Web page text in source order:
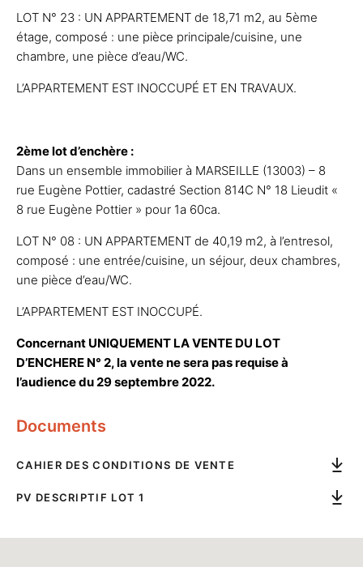
LOT N° 23 : UN APPARTEMENT de 18,71 m2, au 5ème
étage, composé : une pièce principale/cuisine, une
chambre, une pièce d’eau/WC.
L’APPARTEMENT EST INOCCUPÉ ET EN TRAVAUX.
2ème lot d’enchère :
Dans un ensemble immobilier à MARSEILLE (13003) – 8
rue Eugène Pottier, cadastré Section 814C N° 18 Lieudit «
8 rue Eugène Pottier » pour 1a 60ca.
LOT N° 08 : UN APPARTEMENT de 40,19 m2, à l’entresol,
composé : une entrée/cuisine, un séjour, deux chambres,
une pièce d’eau/WC.
L’APPARTEMENT EST INOCCUPÉ.
Concernant UNIQUEMENT LA VENTE DU LOT
D’ENCHERE N° 2, la vente ne sera pas requise à
l’audience du 29 septembre 2022.
Documents
CAHIER DES CONDITIONS DE VENTE
PV DESCRIPTIF LOT 1